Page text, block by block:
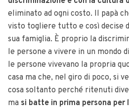
eliminato ad ogni costo. Il papà
visto togliere tutto e così decise
sua famiglia. È proprio la
le persone a vivere in un mondo
le persone vivevano la propria
casa ma che, nel giro di poco, si
cosa soltanto perché ritenuti
ma si batte in prima persona